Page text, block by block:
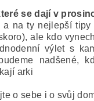
se dají v
na ty nejlepší
ale kdo
výlet s
nadšené,
arki
o sebe i o svůj